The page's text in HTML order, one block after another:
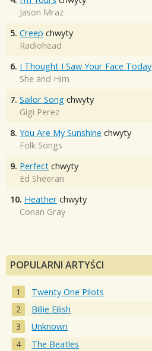
Jason Mraz
5. Creep chwyty
Radiohead
6. I Thought I Saw Your Face Today
She and Him
7. Sailor Song chwyty
Gigi Perez
8. You Are My Sunshine chwyty
Folk Songs
9. Perfect chwyty
Ed Sheeran
10. Heather chwyty
Conan Gray
POPULARNI ARTYŚCI
Twenty One Pilots
Billie Eilish
Unknown
The Beatles